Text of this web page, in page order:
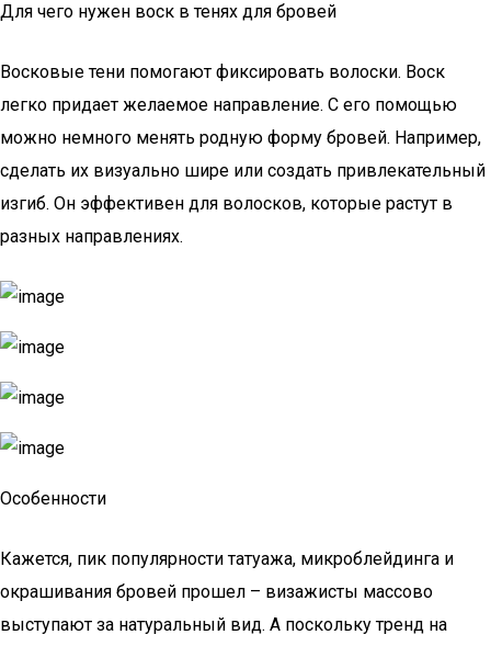
Для чего нужен воск в тенях для бровей
Восковые тени помогают фиксировать волоски. Воск
легко придает желаемое направление. С его помощью
можно немного менять родную форму бровей. Например,
сделать их визуально шире или создать привлекательный
изгиб. Он эффективен для волосков, которые растут в
разных направлениях.
Особенности
Кажется, пик популярности татуажа, микроблейдинга и
окрашивания бровей прошел – визажисты массово
выступают за натуральный вид. А поскольку тренд на